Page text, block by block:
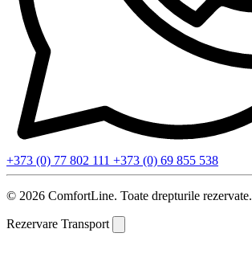
+373 (0) 77 802 111 +373 (0) 69 855 538
© 2026 ComfortLine. Toate drepturile rezervate.
Rezervare Transport